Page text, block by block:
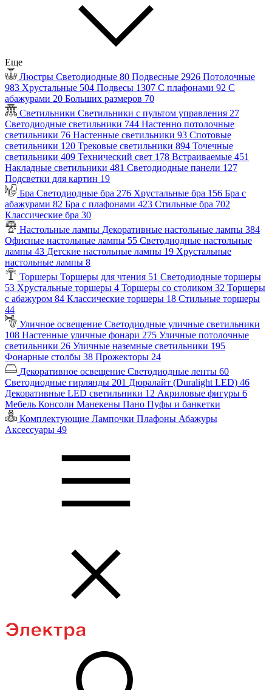
Еще
Люстры Светодиодные 80 Подвесные 2926 Потолочные
983 Хрустальные 504 Подвесы 1307 С плафонами 92 С
абажурами 20 Больших размеров 70
Светильники Светильники с пультом управления 27
Светодиодные светильники 744 Настенно потолочные
светильники 76 Настенные светильники 93 Спотовые
светильники 120 Трековые светильники 894 Точечные
светильники 409 Технический свет 178 Встраиваемые 451
Накладные светильники 481 Светодиодные панели 127
Подсветки для картин 19
Бра Светодиодные бра 276 Хрустальные бра 156 Бра с
абажурами 82 Бра с плафонами 423 Стильные бра 702
Классические бра 30
Настольные лампы Декоративные настольные лампы 384
Офисные настольные лампы 55 Светодиодные настольные
лампы 43 Детские настольные лампы 19 Хрустальные
настольные лампы 8
Торшеры Торшеры для чтения 51 Светодиодные торшеры
53 Хрустальные торшеры 4 Торшеры со столиком 32 Торшеры
с абажуром 84 Классические торшеры 18 Стильные торшеры
44
Уличное освещение Светодиодные уличные светильники
108 Настенные уличные фонари 275 Уличные потолочные
светильники 26 Уличные наземные светильники 195
Фонарные столбы 38 Прожекторы 24
Декоративное освещение Светодиодные ленты 60
Светодиодные гирлянды 201 Дюралайт (Duralight LED) 46
Декоративные LED светильники 12 Акриловые фигуры 6
Мебель Консоли Манекены Пано Пуфы и банкетки
Комплектующие Лампочки Плафоны Абажуры
Аксессуары 49